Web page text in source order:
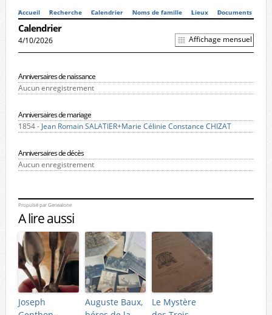
Accueil Recherche Calendrier Noms de famille Lieux Documents
Calendrier
4/10/2026 Affichage mensuel
Anniversaires de naissance
Aucun enregistrement
Anniversaires de mariage
1854 - Jean Romain SALATIER+Marie Célinie Constance CHIZAT
Anniversaires de décès
Aucun enregistrement
Propulsé par Genealone
A lire aussi
Joseph
Auguste Baux,
Le Mystère